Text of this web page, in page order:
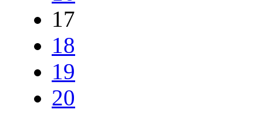
17
18
19
20